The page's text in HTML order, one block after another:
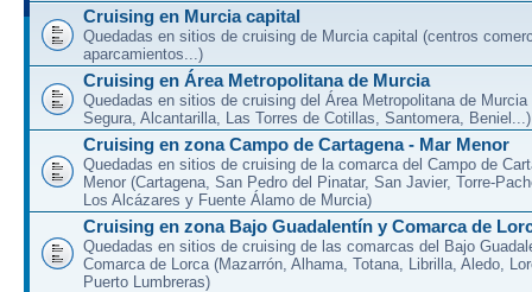
Cruising en Murcia capital
Quedadas en sitios de cruising de Murcia capital (centros
aparcamientos...)
Cruising en Área Metropolitana de Murcia
Quedadas en sitios de cruising del Área Metropolitana de Murcia
Segura, Alcantarilla, Las Torres de Cotillas, Santomera, Beniel...)
Cruising en zona Campo de Cartagena - Mar Menor
Quedadas en sitios de cruising de la comarca del Campo de
Menor (Cartagena, San Pedro del Pinatar, San Javier, Torre-
Los Alcázares y Fuente Álamo de Murcia)
Cruising en zona Bajo Guadalentín y Comarca de
Quedadas en sitios de cruising de las comarcas del Bajo
Comarca de Lorca (Mazarrón, Alhama, Totana, Librilla, Aledo,
Puerto Lumbreras)